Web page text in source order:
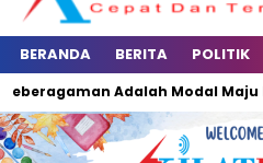
BERANDA BERITA POLITIK
Adalah Modal Maju